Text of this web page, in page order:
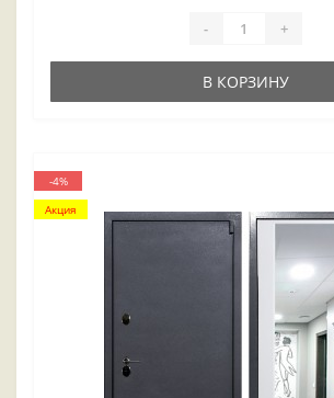
- +
В КОРЗИНУ
-4%
Акция